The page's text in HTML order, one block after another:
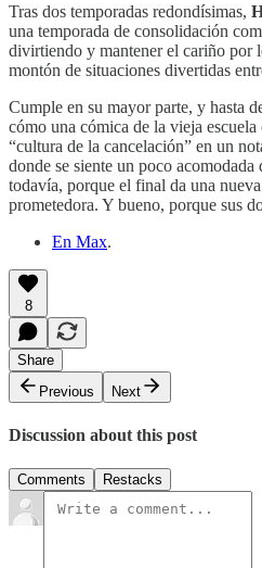
Tras dos temporadas redondísimas,
una temporada de consolidación
divirtiendo y mantener el cariño por
montón de situaciones divertidas
Cumple en su mayor parte, y hasta
cómo una cómica de la vieja
“cultura de la cancelación” en un
donde se siente un poco
todavía, porque el final da una
prometedora. Y bueno, porque sus
En Max.
8
Share
Previous
Next
Discussion about this post
Comments Restacks